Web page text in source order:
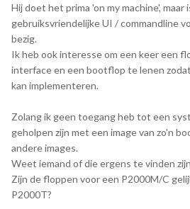
Hij doet het prima 'on my machine', maar
gebruiksvriendelijke UI / commandline
bezig.
Ik heb ook interesse om een keer een
interface en een bootflop te lenen
kan implementeren.
Zolang ik geen toegang heb tot een
geholpen zijn met een image van zo'n
andere images.
Weet iemand of die ergens te vinden
Zijn de floppen voor een P2000M/C
P2000T?